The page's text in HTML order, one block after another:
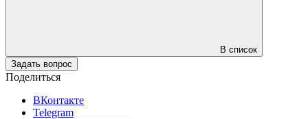
В список
Задать вопрос
Поделиться
ВКонтакте
Telegram